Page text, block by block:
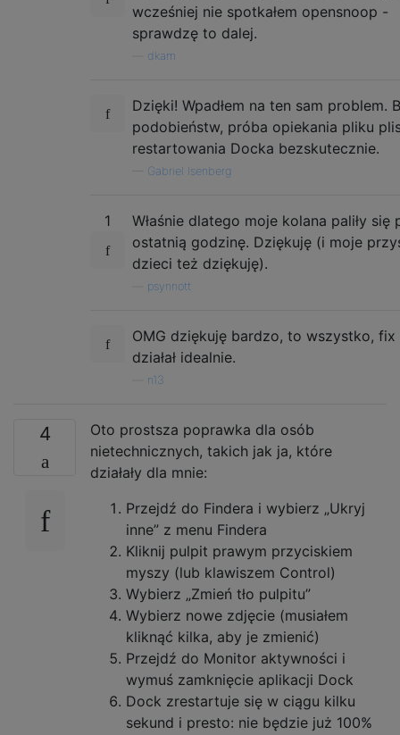
wcześniej nie spotkałem opensnoop -
sprawdzę to dalej.
dkam
Dzięki! Wpadłem na ten sam problem.
podobieństw, próba opiekania pliku
restartowania Docka bezskutecznie.
Gabriel Isenberg
1
Właśnie dlatego moje kolana paliły się
ostatnią godzinę. Dziękuję (i moje
dzieci też dziękuję).
psynnott
OMG dziękuję bardzo, to wszystko, fix
działał idealnie.
n13
4
Oto prostsza poprawka dla osób
nietechnicznych, takich jak ja, które
działały dla mnie:
Przejdź do Findera i wybierz „Ukryj
inne” z menu Findera
Kliknij pulpit prawym przyciskiem
myszy (lub klawiszem Control)
Wybierz „Zmień tło pulpitu”
Wybierz nowe zdjęcie (musiałem
kliknąć kilka, aby je zmienić)
Przejdź do Monitor aktywności i
wymuś zamknięcie aplikacji Dock
Dock zrestartuje się w ciągu kilku
sekund i presto: nie będzie już 100%